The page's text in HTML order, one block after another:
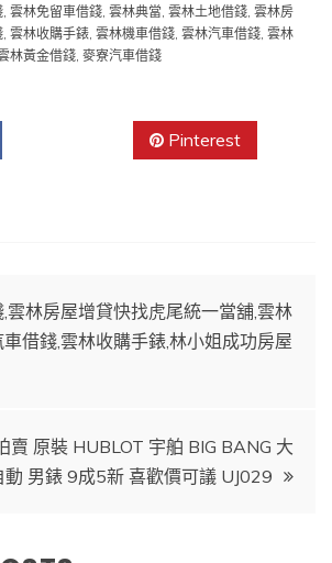
, 雲林免留車借錢, 雲林典當, 雲林土地借錢, 雲林房
, 雲林收購手錶, 雲林機車借錢, 雲林汽車借錢, 雲林
林黃金借錢, 麥寮汽車借錢
Pinterest
雲林房屋增貸快找虎尾統一當舖,雲林
借錢,雲林收購手錶,林小姐成功房屋
賣 原裝 HUBLOT 宇舶 BIG BANG 大
動 男錶 9成5新 喜歡價可議 UJ029